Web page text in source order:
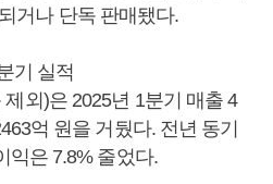
거나 단독 판매됐다.
기 실적
외)은 2025년 1분기 매출 4
억 원을 거뒀다. 전년 동기
익은 7.8% 줄었다.